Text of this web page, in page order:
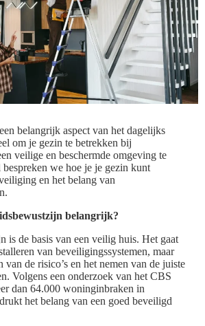
belangrijk aspect van het dagelijks
om je gezin te betrekken bij
veilige en beschermde omgeving te
we hoe je je gezin kunt
en het belang van
belangrijk?
is de basis van een veilig huis. Het gaat
van beveiligingssystemen, maar
de risico’s en het nemen van de juiste
Volgens een onderzoek van het CBS
dan 64.000 woninginbraken in
het belang van een goed beveiligd